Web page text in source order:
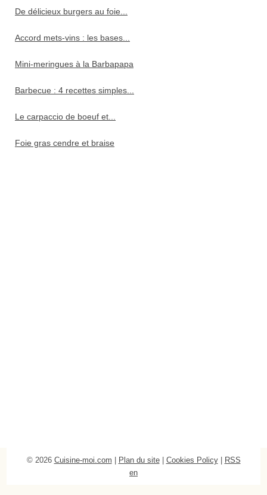
De délicieux burgers au foie...
Accord mets-vins : les bases...
Mini-meringues à la Barbapapa
Barbecue : 4 recettes simples...
Le carpaccio de boeuf et...
Foie gras cendre et braise
© 2026 Cuisine-moi.com Plan du site| Cookies Policy|
RSS
en